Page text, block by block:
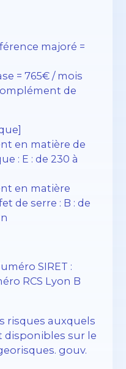
majoré =
= 765€ / mois
de
en matière de
: E : de 230 à
en matière
de serre : B : de
SIRET :
RCS Lyon B
risques auxquels
disponibles sur le
gouv.